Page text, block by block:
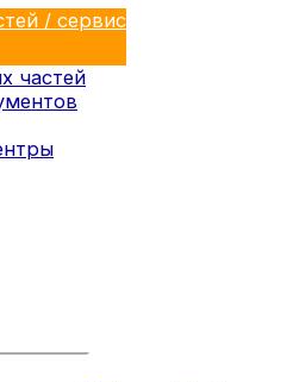
/ сервис
частей